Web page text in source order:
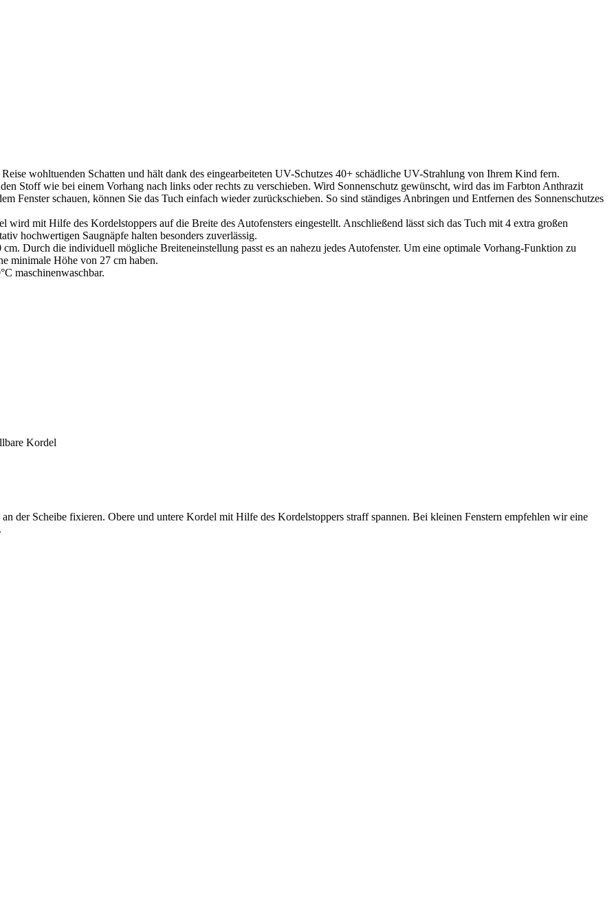
wohltuenden Schatten und hält dank des eingearbeiteten UV-Schutzes 40+ schädliche UV-Strahlung von Ihrem Kind fern.
Stoff wie bei einem Vorhang nach links oder rechts zu verschieben. Wird Sonnenschutz gewünscht, wird das im Farbton Anthrazit
Fenster schauen, können Sie das Tuch einfach wieder zurückschieben. So sind ständiges Anbringen und Entfernen des Sonnenschutzes
mit Hilfe des Kordelstoppers auf die Breite des Autofensters eingestellt. Anschließend lässt sich das Tuch mit 4 extra großen
hochwertigen Saugnäpfe halten besonders zuverlässig.
Durch die individuell mögliche Breiteneinstellung passt es an nahezu jedes Autofenster. Um eine optimale Vorhang-Funktion zu
minimale Höhe von 27 cm haben.
maschinenwaschbar.
Kordel
der Scheibe fixieren. Obere und untere Kordel mit Hilfe des Kordelstoppers straff spannen. Bei kleinen Fenstern empfehlen wir eine